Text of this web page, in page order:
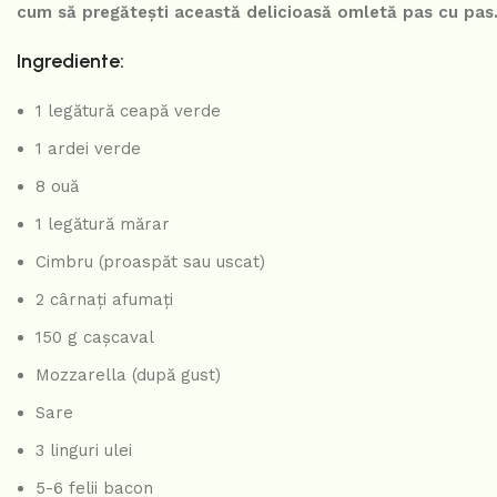
cum să pregătești această delicioasă omletă pas cu pas.
Ingrediente:
1 legătură ceapă verde
1 ardei verde
8 ouă
1 legătură mărar
Cimbru (proaspăt sau uscat)
2 cârnați afumați
150 g cașcaval
Mozzarella (după gust)
Sare
3 linguri ulei
5-6 felii bacon